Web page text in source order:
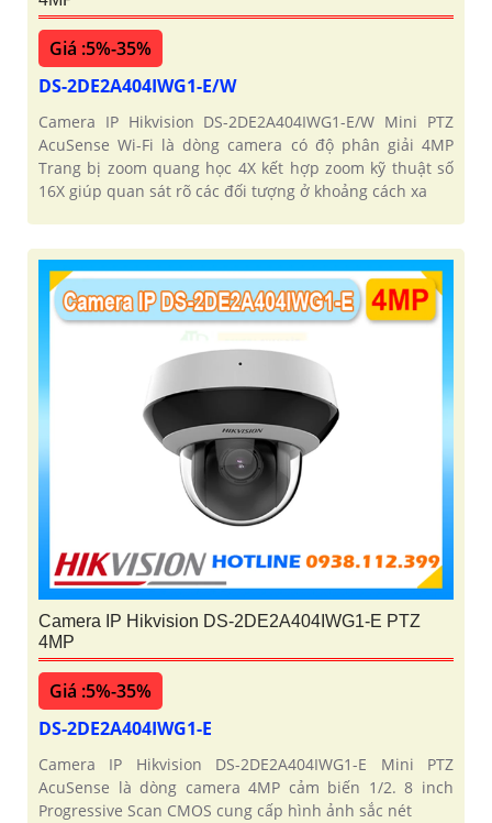
Giá :5%-35%
DS-2DE2A404IWG1-E/W
Camera IP Hikvision DS-2DE2A404IWG1-E/W Mini PTZ
AcuSense Wi-Fi là dòng camera có độ phân giải 4MP
Trang bị zoom quang học 4X kết hợp zoom kỹ thuật số
16X giúp quan sát rõ các đối tượng ở khoảng cách xa
Camera IP Hikvision DS-2DE2A404IWG1-E PTZ
4MP
Giá :5%-35%
DS-2DE2A404IWG1-E
Camera IP Hikvision DS-2DE2A404IWG1-E Mini PTZ
AcuSense là dòng camera 4MP cảm biến 1/2. 8 inch
Progressive Scan CMOS cung cấp hình ảnh sắc nét